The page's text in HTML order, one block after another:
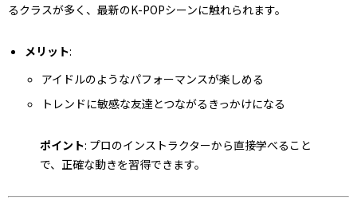
るクラスが多く、最新のK-POPシーンに触れられます。
メリット:
アイドルのようなパフォーマンスが楽しめる
トレンドに敏感な友達とつながるきっかけになる
ポイント: プロのインストラクターから直接学べること
で、正確な動きを習得できます。